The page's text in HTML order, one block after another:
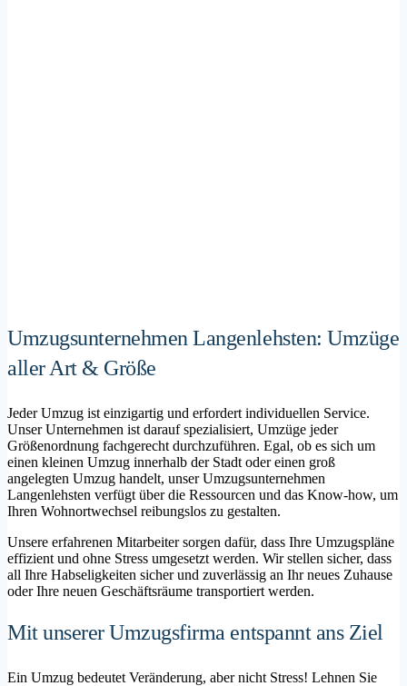
Umzugsunternehmen Langenlehsten: Umzüge
aller Art & Größe
Jeder Umzug ist einzigartig und erfordert individuellen Service.
Unser Unternehmen ist darauf spezialisiert, Umzüge jeder
Größenordnung fachgerecht durchzuführen. Egal, ob es sich um
einen kleinen Umzug innerhalb der Stadt oder einen groß
angelegten Umzug handelt, unser Umzugsunternehmen
Langenlehsten verfügt über die Ressourcen und das Know-how, um
Ihren Wohnortwechsel reibungslos zu gestalten.
Unsere erfahrenen Mitarbeiter sorgen dafür, dass Ihre Umzugspläne
effizient und ohne Stress umgesetzt werden. Wir stellen sicher, dass
all Ihre Habseligkeiten sicher und zuverlässig an Ihr neues Zuhause
oder Ihre neuen Geschäftsräume transportiert werden.
Mit unserer Umzugsfirma entspannt ans Ziel
Ein Umzug bedeutet Veränderung, aber nicht Stress! Lehnen Sie